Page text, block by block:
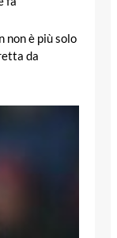
non è più solo
da